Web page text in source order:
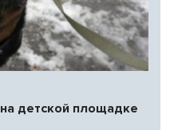
детской площадке